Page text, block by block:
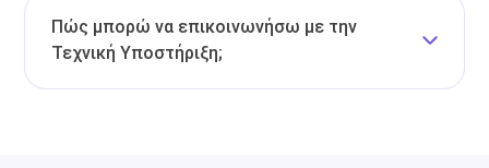
Πώς μπορώ να επικοινωνήσω με την
Τεχνική Υποστήριξη;